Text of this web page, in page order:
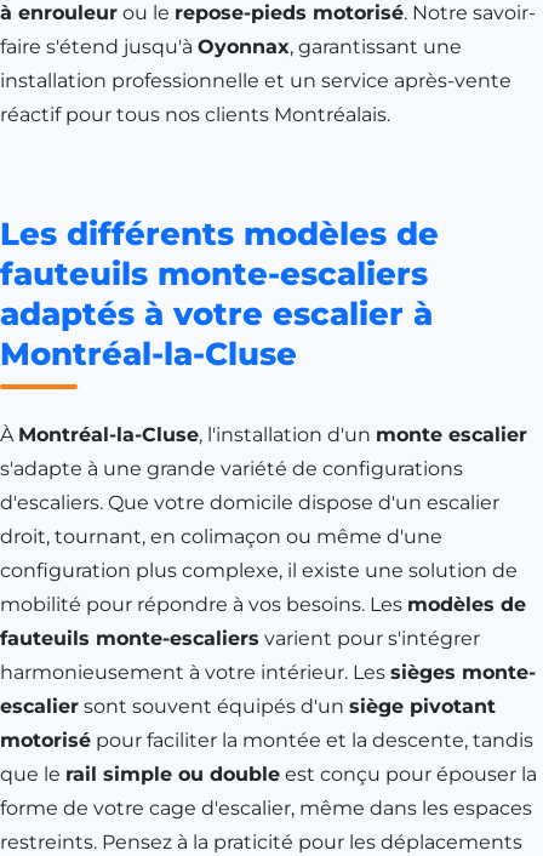
à enrouleur ou le repose-pieds motorisé. Notre savoir-
faire s'étend jusqu'à Oyonnax, garantissant une
installation professionnelle et un service après-vente
réactif pour tous nos clients Montréalais.
Les différents modèles de
fauteuils monte-escaliers
adaptés à votre escalier à
Montréal-la-Cluse
À Montréal-la-Cluse, l'installation d'un monte escalier
s'adapte à une grande variété de configurations
d'escaliers. Que votre domicile dispose d'un escalier
droit, tournant, en colimaçon ou même d'une
configuration plus complexe, il existe une solution de
mobilité pour répondre à vos besoins. Les modèles de
fauteuils monte-escaliers varient pour s'intégrer
harmonieusement à votre intérieur. Les sièges monte-
escalier sont souvent équipés d'un siège pivotant
motorisé pour faciliter la montée et la descente, tandis
que le rail simple ou double est conçu pour épouser la
forme de votre cage d'escalier, même dans les espaces
restreints. Pensez à la praticité pour les déplacements